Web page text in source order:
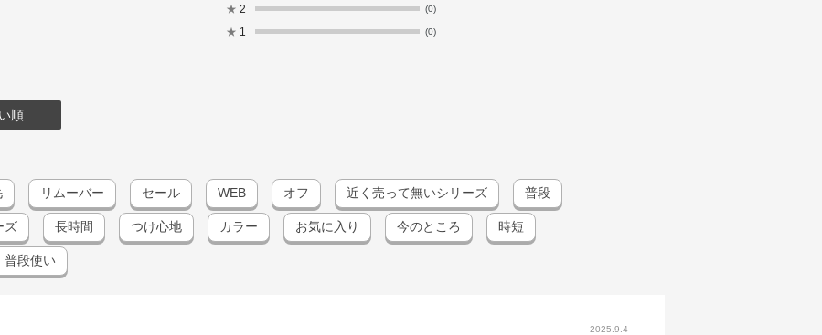
★ 2 (0)
★ 1 (0)
順
リムーバー セール WEB オフ 近く売って無いシリーズ 普段
ズ 長時間 つけ心地 カラー お気に入り 今のところ 時短
普段使い
2025.9.4